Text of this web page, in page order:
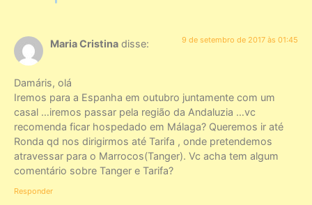
Maria Cristina disse: 9 de setembro de 2017 às 01:45
Damáris, olá
Iremos para a Espanha em outubro juntamente com um
casal …iremos passar pela região da Andaluzia …vc
recomenda ficar hospedado em Málaga? Queremos ir até
Ronda qd nos dirigirmos até Tarifa , onde pretendemos
atravessar para o Marrocos(Tanger). Vc acha tem algum
comentário sobre Tanger e Tarifa?
Responder